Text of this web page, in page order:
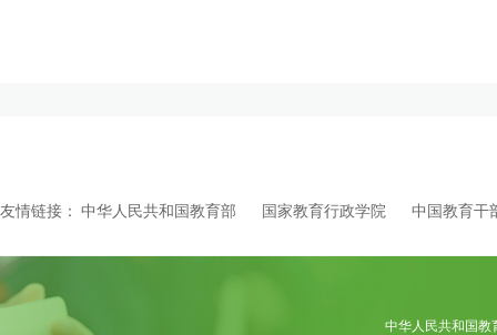
友情链接： 中华人民共和国教育部 国家教育行政学院 中国教育干
中华人民共和国教